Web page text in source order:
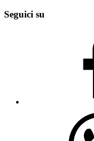
Seguici su